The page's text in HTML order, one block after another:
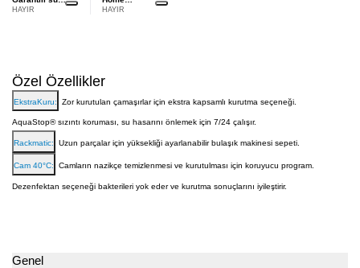
koruması -
HAYIR
Connect ile
HAYIR
Özel Özellikler
EkstraKuru: Zor kurutulan çamaşırlar için ekstra kapsamlı kurutma seçeneği.
AquaStop® sızıntı koruması, su hasarını önlemek için 7/24 çalışır.
Rackmatic: Uzun parçalar için yüksekliği ayarlanabilir bulaşık makinesi sepeti.
Cam 40°C: Camların nazikçe temizlenmesi ve kurutulması için koruyucu program.
Dezenfektan seçeneği bakterileri yok eder ve kurutma sonuçlarını iyileştirir.
Genel